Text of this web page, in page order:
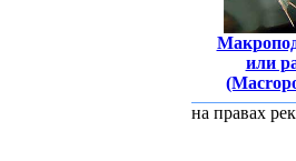
или
на правах